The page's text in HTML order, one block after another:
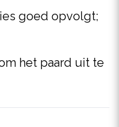
goed opvolgt;
het paard uit te